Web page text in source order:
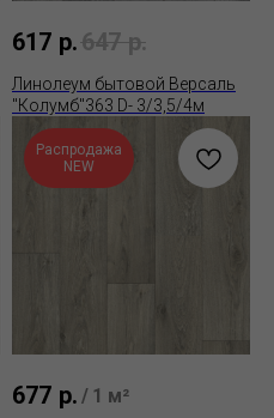
617 р.647 р.
Линолеум бытовой Версаль
"Колумб"363 D- 3/3,5/4м
Распродажа
NEW
677 р. / 1 м²